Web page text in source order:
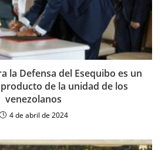
la Defensa del Esequibo es un
de la unidad de los
venezolanos
4 de abril de 2024